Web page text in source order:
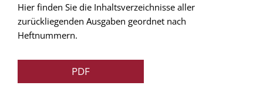
Hier finden Sie die Inhaltsverzeichnisse aller
zurückliegenden Ausgaben geordnet nach
Heftnummern.
PDF